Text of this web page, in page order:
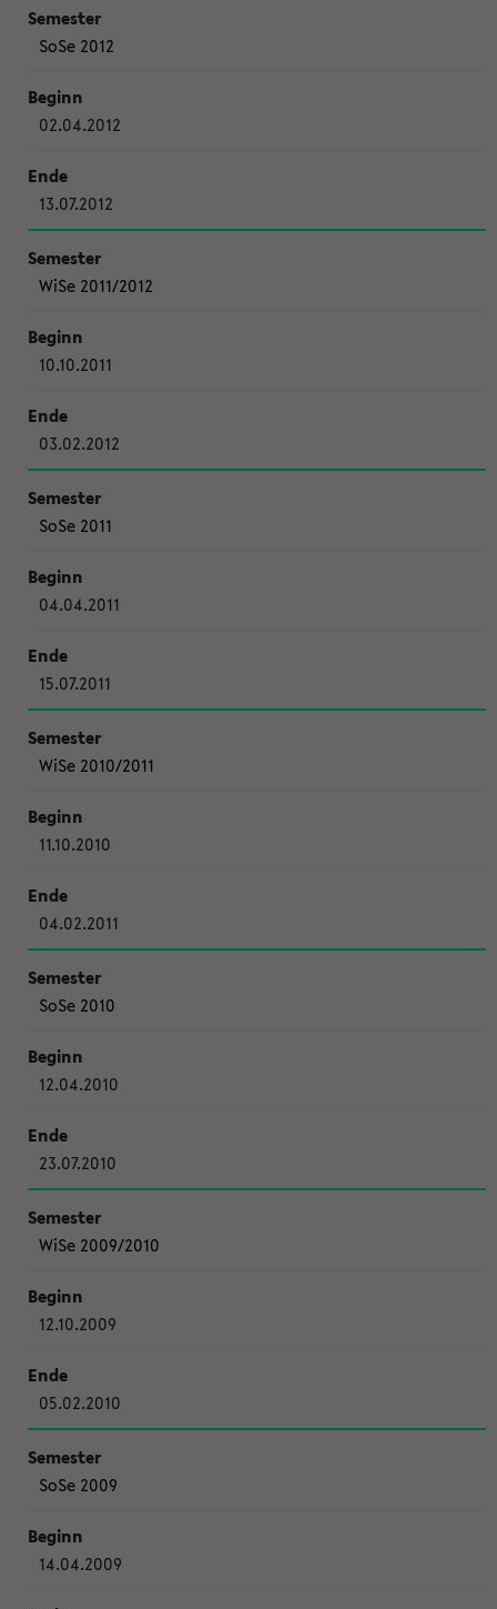
SoSe 2012
02.04.2012
13.07.2012
WiSe 2011/2012
10.10.2011
03.02.2012
SoSe 2011
04.04.2011
15.07.2011
WiSe 2010/2011
11.10.2010
04.02.2011
SoSe 2010
12.04.2010
23.07.2010
WiSe 2009/2010
12.10.2009
05.02.2010
SoSe 2009
14.04.2009